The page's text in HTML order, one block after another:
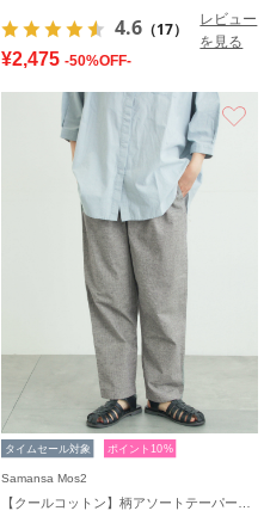
4.6 （17）
レビュー
を見る
¥2,475 -50%OFF-
タイムセール対象 ポイント10%
Samansa Mos2